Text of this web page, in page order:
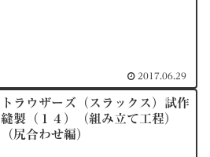
2017.06.29
トラウザーズ（スラックス）試作
縫製（１４）（組み立て工程）
（尻合わせ編）